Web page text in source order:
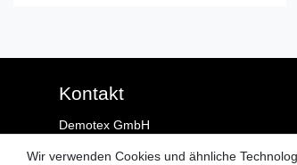
Kontakt
Demotex GmbH
45239 Essen
Wir verwenden Cookies und ähnliche